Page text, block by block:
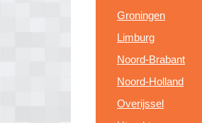
Groningen
Limburg
Noord-Brabant
Noord-Holland
Overijssel